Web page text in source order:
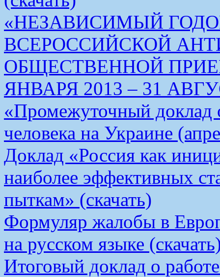
«НЕЗАВИСИМЫЙ
ВСЕРОССИЙСКОЙ
ОБЩЕСТВЕННОЙ
ЯНВАРЯ 2013 – 31
«Промежуточный доклад
человека на Украине
Доклад «Россия как
наиболее эффективных
пыткам» (скачать)
Формуляр жалобы в
на русском языке
Итоговый доклад о